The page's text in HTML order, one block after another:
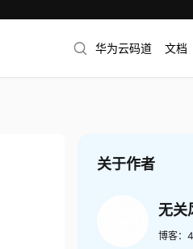
华为云码道 文档
关于作者
无关
博客： 4